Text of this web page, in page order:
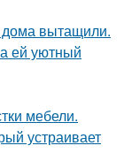
дома вытащили.
ей уютный
мебели.
устраивает